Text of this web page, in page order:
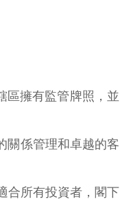
區擁有監管牌照，並
關係管理和卓越的客
合所有投資者，閣下